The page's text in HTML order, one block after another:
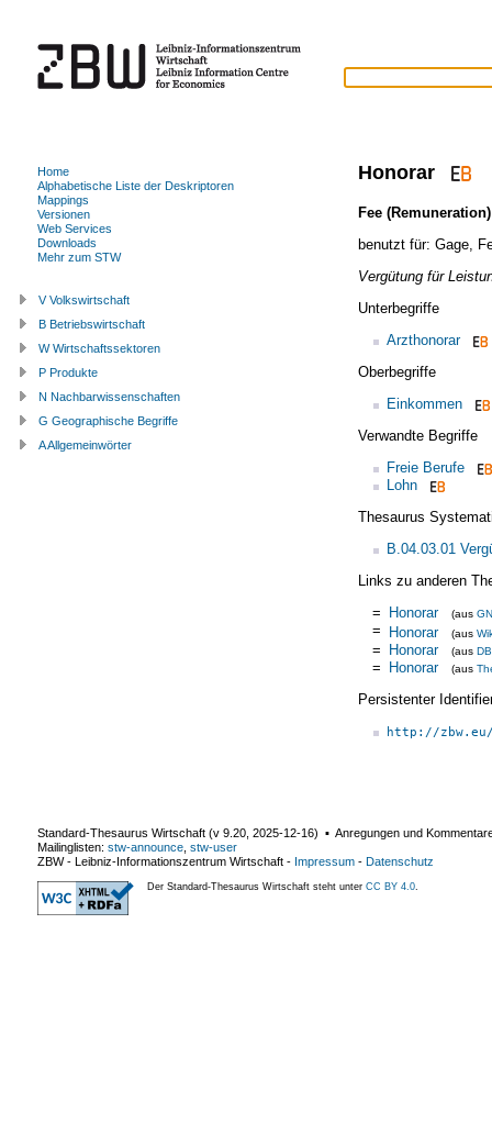
Honorar
Fee (Remuneration)
benutzt für: Gage,
Vergütung für
Unterbegriffe
Arzthonorar
Oberbegriffe
Einkommen
Verwandte Begriffe
Freie Berufe
Lohn
Thesaurus
B.04.03.01
Links zu anderen
= Honorar (aus
= Honorar (aus
= Honorar (aus
= Honorar (aus
Persistenter
http://
Home
Alphabetische Liste der Deskriptoren
Mappings
Versionen
Web Services
Downloads
Mehr zum STW
V Volkswirtschaft
B Betriebswirtschaft
W Wirtschaftssektoren
P Produkte
N Nachbarwissenschaften
G Geographische Begriffe
A Allgemeinwörter
Standard-Thesaurus Wirtschaft (v 9.20 2025-12-16) ▪ Anregungen und
Mailinglisten: stw-announce stw-user
ZBW - Leibniz-Informationszentrum Wirtschaft - Impressum - Datenschutz
Der Standard-Thesaurus Wirtschaft steht unter CC BY 4.0